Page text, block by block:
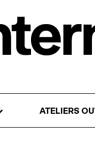
ATELIERS